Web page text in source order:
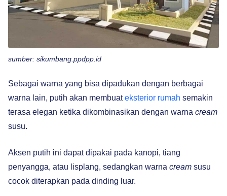
sumber: sikumbang.ppdpp.id
Sebagai warna yang bisa dipadukan dengan berbagai
warna lain, putih akan membuateksterior rumah semakin
terasa elegan ketika dikombinasikan dengan warna cream
susu.
Aksen putih ini dapat dipakai pada kanopi, tiang
penyangga, atau lisplang, sedangkan warna cream susu
cocok diterapkan pada dinding luar.